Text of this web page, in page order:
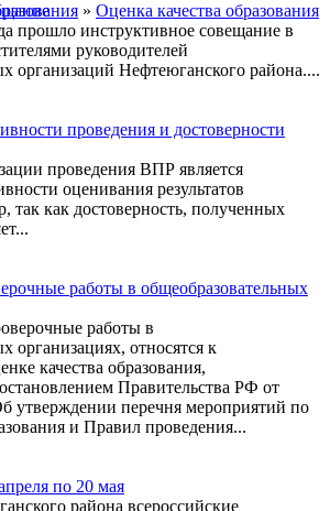
» Оценка качества образования
прошло инструктивное совещание в
руководителей
организаций Нефтеюганского района....
проведения и достоверности
проведения ВПР является
оценивания результатов
так как достоверность, полученных
...
работы в общеобразовательных
работы в
организациях, относятся к
качества образования,
Правительства РФ от
утверждении перечня мероприятий по
и Правил проведения...
по 20 мая
района всероссийские